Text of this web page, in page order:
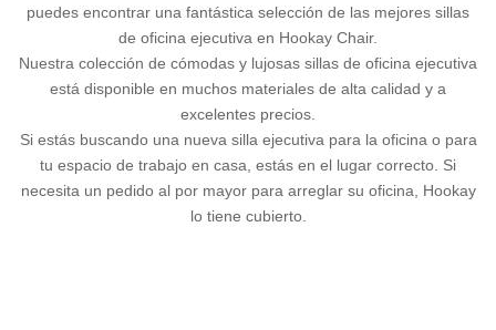
puedes encontrar una fantástica selección de las mejores sillas
de oficina ejecutiva en Hookay Chair.
Nuestra colección de cómodas y lujosas sillas de oficina ejecutiva
está disponible en muchos materiales de alta calidad y a
excelentes precios.
Si estás buscando una nueva silla ejecutiva para la oficina o para
tu espacio de trabajo en casa, estás en el lugar correcto. Si
necesita un pedido al por mayor para arreglar su oficina, Hookay
lo tiene cubierto.